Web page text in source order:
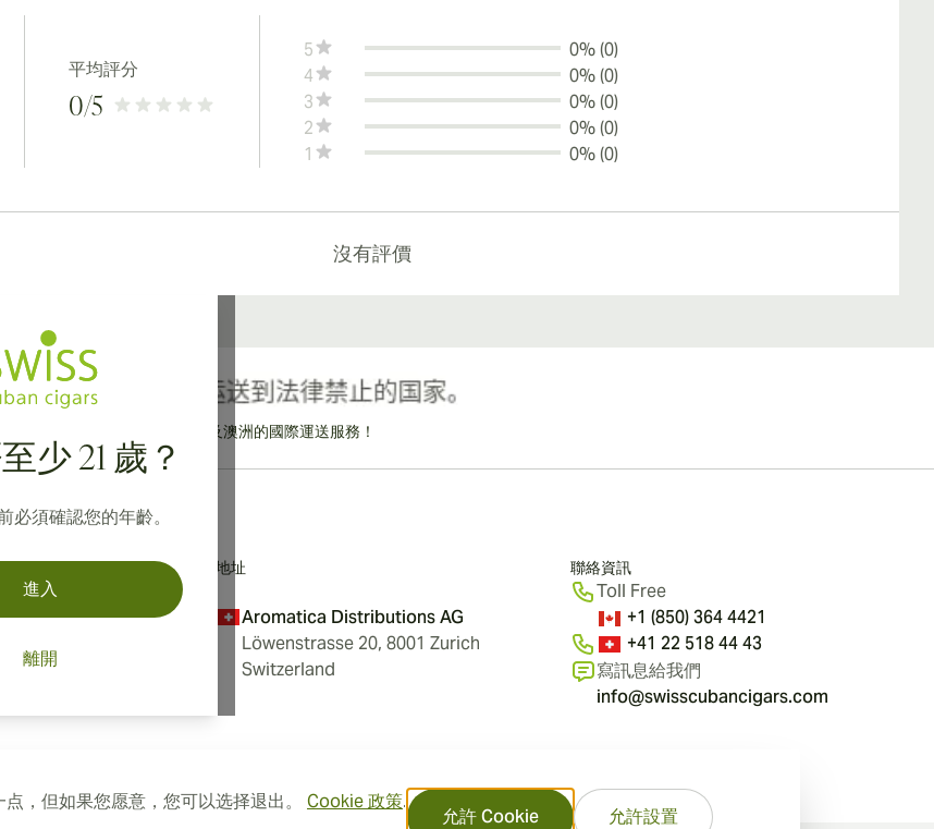
，但如果您愿意，您可以选择退出。 Cookie 政策.
允許 Cookie 允許設置
平均評分
0/5
5
0% (0)
4
0% (0)
3
0% (0)
2
0% (0)
1
0% (0)
沒有評價
少 21 歲？
必須確認您的年齡。
進入
離開
提供寄往加拿大、英國及澳洲的國際運送服務！
地址
Aromatica Distributions AG
Löwenstrasse 20, 8001 Zurich
Switzerland
聯絡資訊
Toll Free
+1 (850) 364 4421
+41 22 518 44 43
寫訊息給我們
info@swisscubancigars.com